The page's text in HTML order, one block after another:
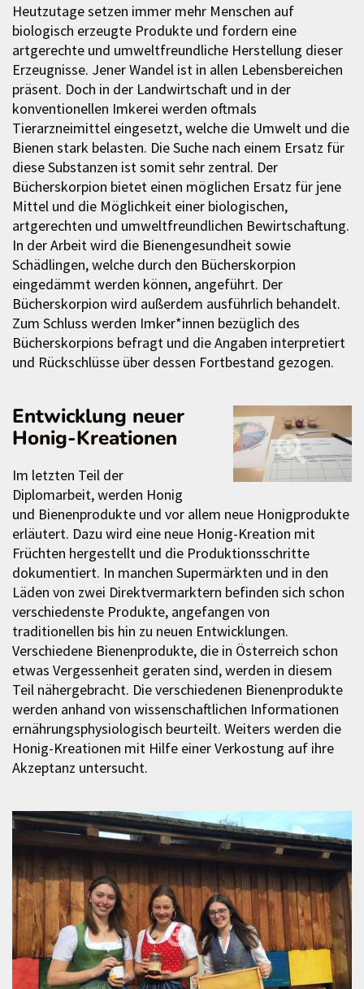
Heutzutage setzen immer mehr Menschen auf
biologisch erzeugte Produkte und fordern eine
artgerechte und umweltfreundliche Herstellung dieser
Erzeugnisse. Jener Wandel ist in allen Lebensbereichen
präsent. Doch in der Landwirtschaft und in der
konventionellen Imkerei werden oftmals
Tierarzneimittel eingesetzt, welche die Umwelt und die
Bienen stark belasten. Die Suche nach einem Ersatz für
diese Substanzen ist somit sehr zentral. Der
Bücherskorpion bietet einen möglichen Ersatz für jene
Mittel und die Möglichkeit einer biologischen,
artgerechten und umweltfreundlichen Bewirtschaftung.
In der Arbeit wird die Bienengesundheit sowie
Schädlingen, welche durch den Bücherskorpion
eingedämmt werden können, angeführt. Der
Bücherskorpion wird außerdem ausführlich behandelt.
Zum Schluss werden Imker*innen bezüglich des
Bücherskorpions befragt und die Angaben interpretiert
und Rückschlüsse über dessen Fortbestand gezogen.
Entwicklung neuer
Honig-Kreationen
Im letzten Teil der
Diplomarbeit, werden Honig
und Bienenprodukte und vor allem neue Honigprodukte
erläutert. Dazu wird eine neue Honig-Kreation mit
Früchten hergestellt und die Produktionsschritte
dokumentiert. In manchen Supermärkten und in den
Läden von zwei Direktvermarktern befinden sich schon
verschiedenste Produkte, angefangen von
traditionellen bis hin zu neuen Entwicklungen.
Verschiedene Bienenprodukte, die in Österreich schon
etwas Vergessenheit geraten sind, werden in diesem
Teil nähergebracht. Die verschiedenen Bienenprodukte
werden anhand von wissenschaftlichen Informationen
ernährungsphysiologisch beurteilt. Weiters werden die
Honig-Kreationen mit Hilfe einer Verkostung auf ihre
Akzeptanz untersucht.